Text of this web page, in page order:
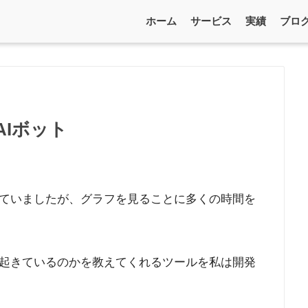
ホーム サービス 実績 ブロ
ボット
いましたが、グラフを見ることに多くの時間を
きているのかを教えてくれるツールを私は開発